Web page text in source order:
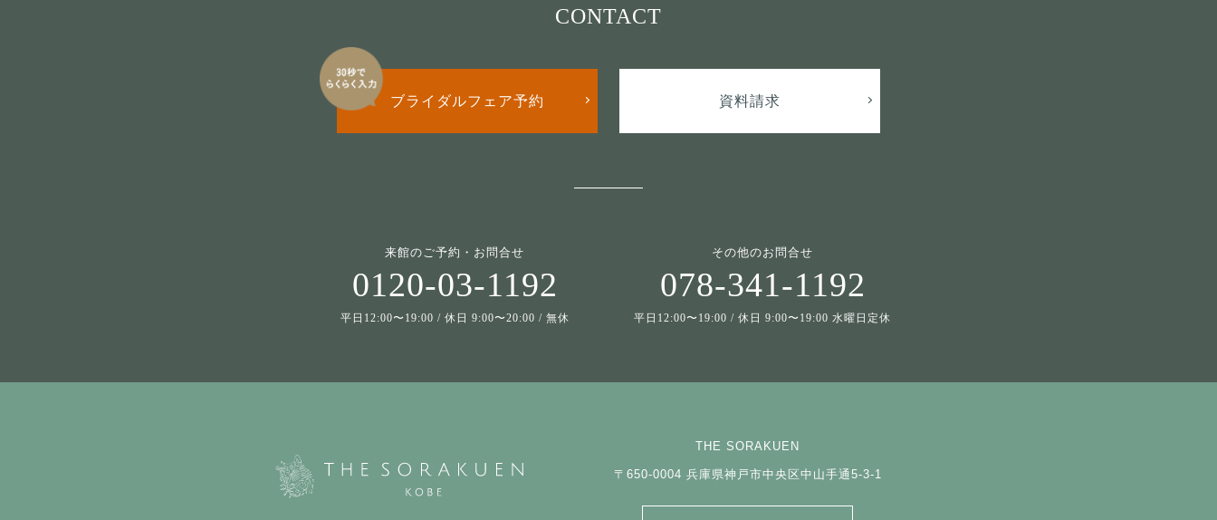
CONTACT
ブライダルフェア予約 資料請求
来館のご予約・お問合せ
0120-03-1192
平日12:00〜19:00 / 休日 9:00〜20:00 / 無休
その他のお問合せ
078-341-1192
平日12:00〜19:00 / 休日 9:00〜19:00 水曜日定休
THE SORAKUEN
〒650-0004 兵庫県神戸市中央区中山手通5-3-1